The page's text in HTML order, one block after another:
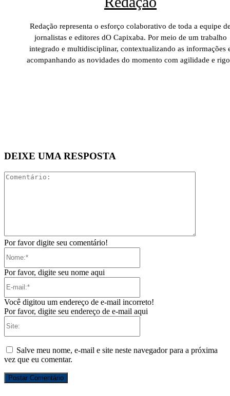
Redação representa o esforço colaborativo de toda a equipe
jornalistas e editores dO Capixaba. Por meio de um trabalho
integrado e multidisciplinar, contextualizando as informações
acompanhando as novidades do momento com agilidade e
DEIXE UMA RESPOSTA
Por favor digite seu comentário!
Por favor, digite seu nome aqui
Você digitou um endereço de e-mail incorreto!
Por favor, digite seu endereço de e-mail aqui
Salve meu nome, e-mail e site neste navegador para a próxima
vez que eu comentar.